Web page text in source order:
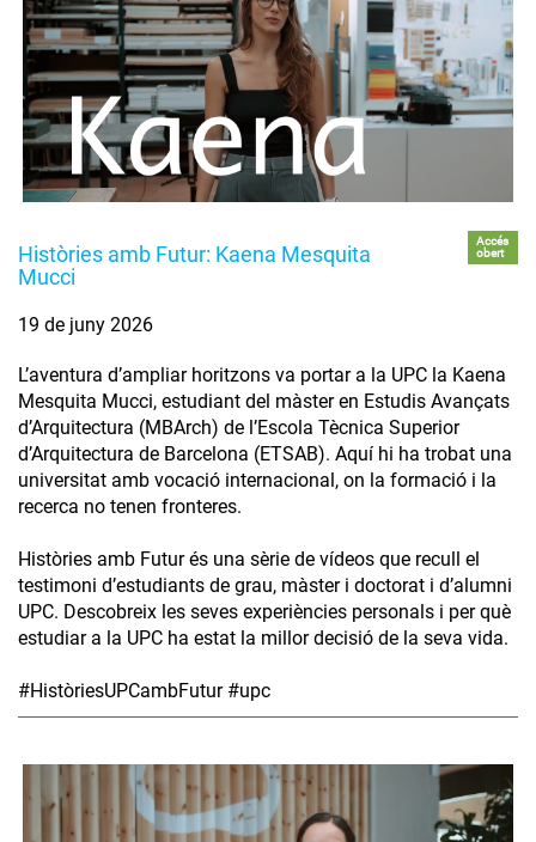
Històries amb Futur: Kaena Mesquita
Mucci
Accés
obert
19 de juny 2026
L’aventura d’ampliar horitzons va portar a la UPC la Kaena
Mesquita Mucci, estudiant del màster en Estudis Avançats
d’Arquitectura (MBArch) de l’Escola Tècnica Superior
d’Arquitectura de Barcelona (ETSAB). Aquí hi ha trobat una
universitat amb vocació internacional, on la formació i la
recerca no tenen fronteres.
Històries amb Futur és una sèrie de vídeos que recull el
testimoni d’estudiants de grau, màster i doctorat i d’alumni
UPC. Descobreix les seves experiències personals i per què
estudiar a la UPC ha estat la millor decisió de la seva vida.
#HistòriesUPCambFutur #upc